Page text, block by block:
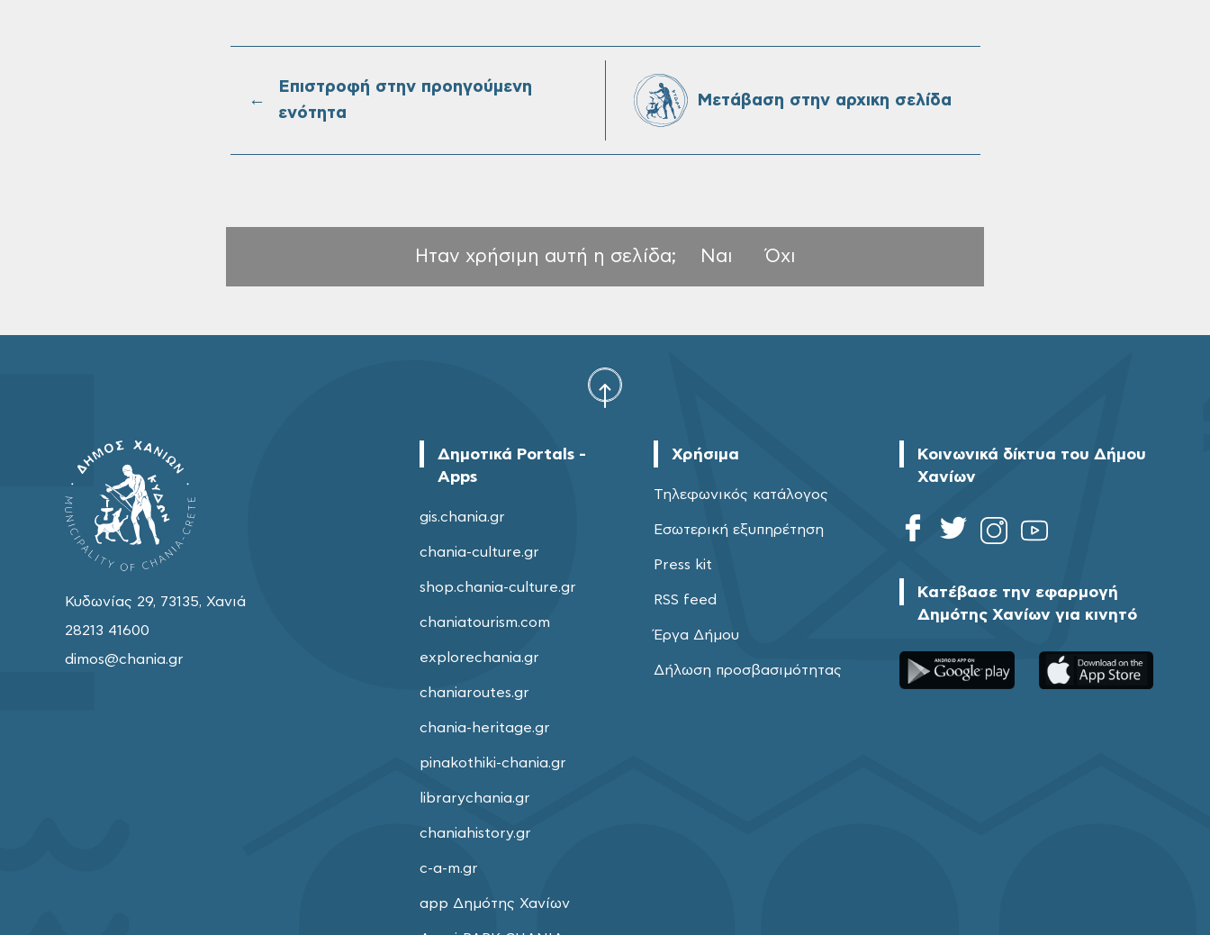
←
Επιστροφή στην προηγούμενη
ενότητα
Μετάβαση στην αρχικη σελίδα
Ηταν χρήσιμη αυτή η σελίδα; Ναι Όχι
Κυδωνίας 29, 73135, Χανιά
28213 41600
dimos@chania.gr
Δημοτικά Portals -
Apps
gis.chania.gr
chania-culture.gr
shop.chania-culture.gr
chaniatourism.com
explorechania.gr
chaniaroutes.gr
chania-heritage.gr
pinakothiki-chania.gr
librarychania.gr
chaniahistory.gr
c-a-m.gr
app Δημότης Χανίων
Χρήσιμα
Τηλεφωνικός κατάλογος
Εσωτερική εξυπηρέτηση
Press kit
RSS feed
Έργα Δήμου
Δήλωση προσβασιμότητας
Κοινωνικά δίκτυα του Δήμου
Χανίων
Κατέβασε την εφαρμογή
Δημότης Χανίων για κινητό